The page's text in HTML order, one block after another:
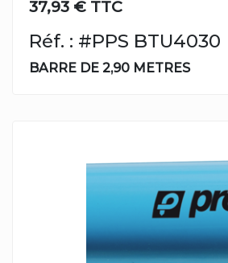
37,93 € TTC
Réf. : #PPS BTU4030
BARRE DE 2,90 METRES